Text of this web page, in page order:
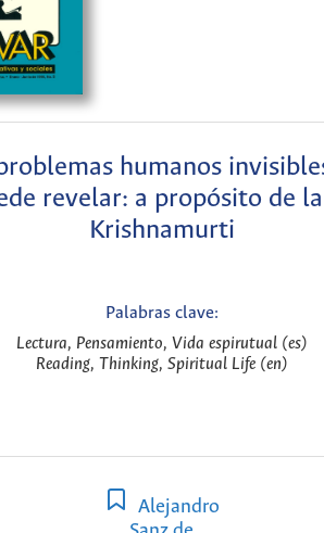
humanos
revelar: a propósito de
Krishnamurti
Palabras clave:
Lectura, Pensamiento, Vida espirutual (es)
Reading, Thinking, Spiritual Life (en)
Alejandro